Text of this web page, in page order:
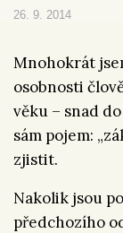
26. 9. 2014
Mnohokrát
osobnosti
věku – snad
sám pojem:
zjistit.
Nakolik jsou
předchozího